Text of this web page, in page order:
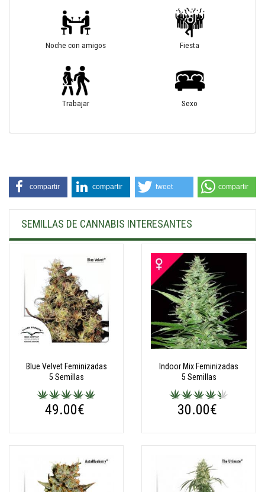
Noche con amigos Fiesta
Trabajar Sexo
compartir compartir tweet compartir
SEMILLAS DE CANNABIS INTERESANTES
Blue Velvet Feminizadas
5 Semillas
49.00€
Indoor Mix Feminizadas
5 Semillas
30.00€